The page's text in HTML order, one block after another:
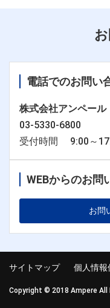
電話でのお問い
株式会社アンペール
03-5330-6800
受付時間 9:00～
WEBからのお問
お問
サイトマップ 個人情報
Copyright © 2018 Ampere All